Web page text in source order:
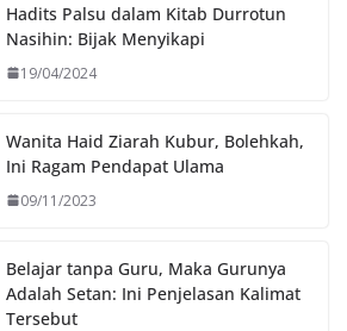
Hadits Palsu dalam Kitab Durrotun
Nasihin: Bijak Menyikapi
19/04/2024
Wanita Haid Ziarah Kubur, Bolehkah,
Ini Ragam Pendapat Ulama
09/11/2023
Belajar tanpa Guru, Maka Gurunya
Adalah Setan: Ini Penjelasan Kalimat
Tersebut